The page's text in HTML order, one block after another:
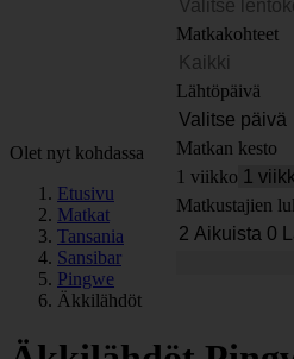
Matkakohteet
Lähtöpäivä
Matkan kesto
1 viikko
Matkustajien
Olet nyt kohdassa
Etusivu
Matkat
Tansania
Sansibar
Pingwe
Äkkilähdöt